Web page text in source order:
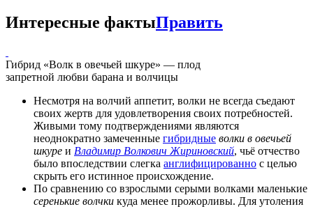
Интересные фактыПравить
Гибрид «Волк в овечьей шкуре» — плод
запретной любви барана и волчицы
Несмотря на волчий аппетит, волки не всегда съедают
своих жертв для удовлетворения своих потребностей.
Живыми тому подтверждениями являются
неоднократно замеченные гибридные волки в овечьей
шкуре и Владимир Волкович Жириновский, чьё отчество
было впоследствии слегка англифицированно с целью
скрыть его истинное происхождение.
По сравнению со взрослыми серыми волками маленькие
серенькие волчки куда менее прожорливы. Для утоления